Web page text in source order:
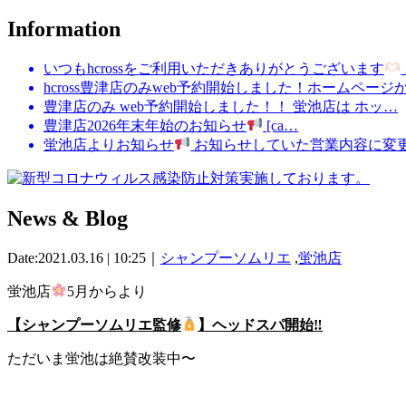
Information
いつもhcrossをご利用いただきありがとうございます
hcross豊津店のみweb予約開始しました！ホームページ
豊津店のみ web予約開始しました！！ 蛍池店は ホッ…
豊津店2026年末年始のお知らせ
[ca…
蛍池店よりお知らせ
お知らせしていた営業内容に変
News & Blog
Date:2021.03.16 | 10:25｜ シャンプーソムリエ ,蛍池店
蛍池店 5月からより
【シャンプーソムリエ監修 】ヘッドスパ開始‼︎
ただいま蛍池は絶賛改装中〜